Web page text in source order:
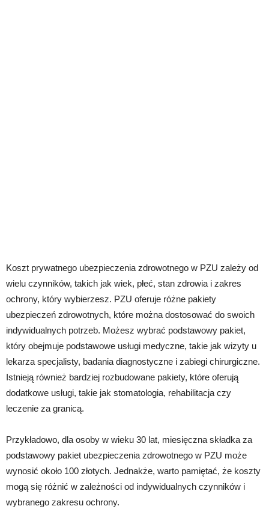
Koszt prywatnego ubezpieczenia zdrowotnego w PZU zależy od
wielu czynników, takich jak wiek, płeć, stan zdrowia i zakres
ochrony, który wybierzesz. PZU oferuje różne pakiety
ubezpieczeń zdrowotnych, które można dostosować do swoich
indywidualnych potrzeb. Możesz wybrać podstawowy pakiet,
który obejmuje podstawowe usługi medyczne, takie jak wizyty u
lekarza specjalisty, badania diagnostyczne i zabiegi chirurgiczne.
Istnieją również bardziej rozbudowane pakiety, które oferują
dodatkowe usługi, takie jak stomatologia, rehabilitacja czy
leczenie za granicą.
Przykładowo, dla osoby w wieku 30 lat, miesięczna składka za
podstawowy pakiet ubezpieczenia zdrowotnego w PZU może
wynosić około 100 złotych. Jednakże, warto pamiętać, że koszty
mogą się różnić w zależności od indywidualnych czynników i
wybranego zakresu ochrony.